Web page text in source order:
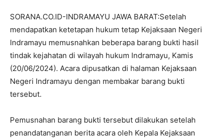
SORANA.CO.ID-INDRAMAYU JAWA BARAT:Setelah
mendapatkan ketetapan hukum tetap Kejaksaan Negeri
Indramayu memusnahkan beberapa barang bukti hasil
tindak kejahatan di wilayah hukum Indramayu, Kamis
(20/06/2024). Acara dipusatkan di halaman Kejaksaan
Negeri Indramayu dengan membakar barang bukti
tersebut.
Pemusnahan barang bukti tersebut dilakukan setelah
penandatanganan berita acara oleh Kepala Kejaksaan